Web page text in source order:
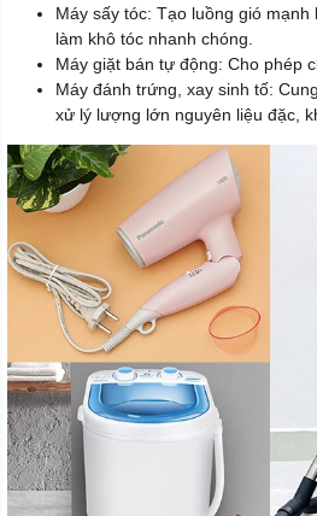
Máy sấy tóc: Tạo luồng gió
làm khô tóc nhanh chóng.
Máy giặt bán tự động: Cho phép
Máy đánh trứng, xay sinh tố:
xử lý lượng lớn nguyên liệu đặc,